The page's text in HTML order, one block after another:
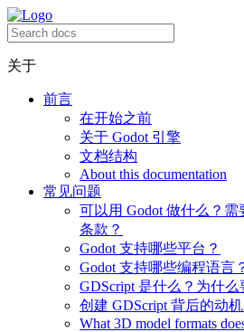
关于
前言
在开始之前
关于 Godot 引擎
文档结构
About this documentation
常见问题
可以用 Godot 做什么？
条款？
Godot 支持哪些平台？
Godot 支持哪些编程语言
GDScript 是什么？为什么
创建 GDScript 背后的动
What 3D model formats